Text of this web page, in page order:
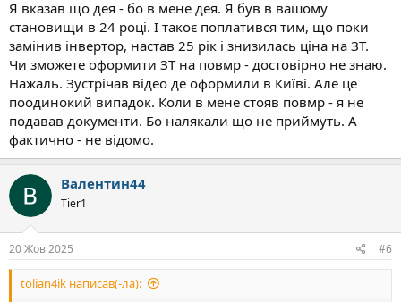
Я вказав що дея - бо в мене дея. Я був в вашому
становищи в 24 році. І такоє поплатився тим, що поки
замінив інвертор, настав 25 рік і знизилась ціна на ЗТ.
Чи зможете оформити ЗТ на повмр - достовірно не знаю.
Нажаль. Зустрічав відео де оформили в Київі. Але це
поодинокий випадок. Коли в мене стояв повмр - я не
подавав документи. Бо налякали що не приймуть. А
фактично - не відомо.
Валентин44
Tier1
20 Жов 2025 #6
tolian4ik написав(-ла):